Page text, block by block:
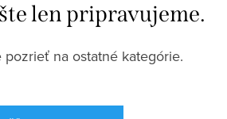
len pripravujeme.
pozrieť na ostatné kategórie.